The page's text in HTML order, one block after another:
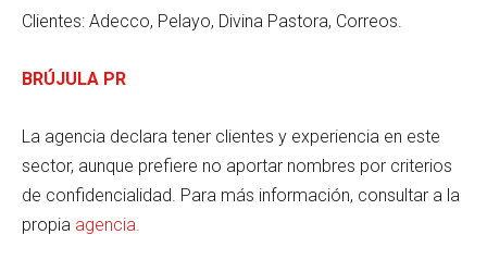
Clientes: Adecco, Pelayo, Divina Pastora, Correos.
BRÚJULA PR
La agencia declara tener clientes y experiencia en este
sector, aunque prefiere no aportar nombres por criterios
de confidencialidad. Para más información, consultar a la
propia agencia.